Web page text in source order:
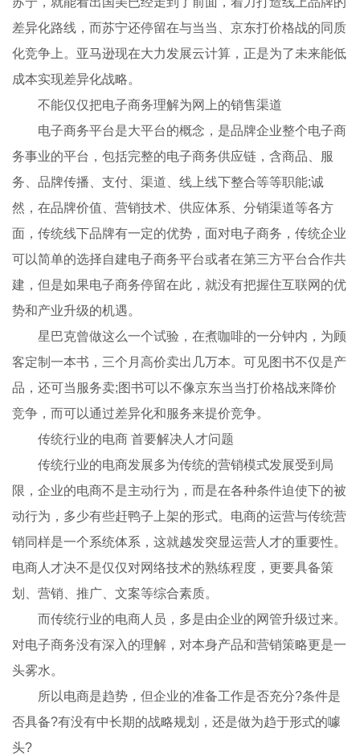
差异化路线，而苏宁还停留在与当当、京东打价格战的同质
化竞争上。亚马逊现在大力发展云计算，正是为了未来能低
成本实现差异化战略。
不能仅仅把电子商务理解为网上的销售渠道
电子商务平台是大平台的概念，是品牌企业整个电子商
务事业的平台，包括完整的电子商务供应链，含商品、服
务、品牌传播、支付、渠道、线上线下整合等等职能;诚
然，在品牌价值、营销技术、供应体系、分销渠道等各方
面，传统线下品牌有一定的优势，面对电子商务，传统企业
可以简单的选择自建电子商务平台或者在第三方平台合作共
建，但是如果电子商务停留在此，就没有把握住互联网的优
势和产业升级的机遇。
星巴克曾做这么一个试验，在煮咖啡的一分钟内，为顾
客定制一本书，三个月高价卖出几万本。可见图书不仅是产
品，还可当服务卖;图书可以不像京东当当打价格战来降价
竞争，而可以通过差异化和服务来提价竞争。
传统行业的电商 首要解决人才问题
传统行业的电商发展多为传统的营销模式发展受到局
限，企业的电商不是主动行为，而是在各种条件迫使下的被
动行为，多少有些赶鸭子上架的形式。电商的运营与传统营
销同样是一个系统体系，这就越发突显运营人才的重要性。
电商人才决不是仅仅对网络技术的熟练程度，更要具备策
划、营销、推广、文案等综合素质。
而传统行业的电商人员，多是由企业的网管升级过来。
对电子商务没有深入的理解，对本身产品和营销策略更是一
头雾水。
所以电商是趋势，但企业的准备工作是否充分?条件是
否具备?有没有中长期的战略规划，还是做为趋于形式的噱
头?